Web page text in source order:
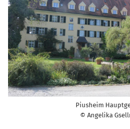
Piusheim
© Angelika